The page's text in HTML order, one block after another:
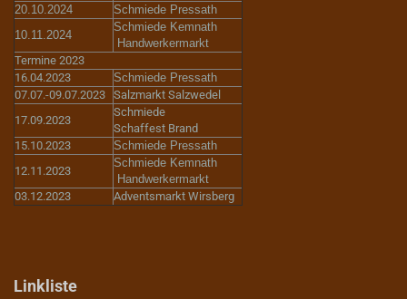
20.10.2024
Schmiede Pressath
10.11.2024
Schmiede Kemnath
Handwerkermarkt
Termine 2023
16.04.2023
Schmiede Pressath
07.07.-09.07.2023 Salzmarkt Salzwedel
17.09.2023
Schmiede
Schaffest Brand
15.10.2023
Schmiede Pressath
12.11.2023
Schmiede Kemnath
Handwerkermarkt
03.12.2023
Adventsmarkt Wirsberg
Linkliste